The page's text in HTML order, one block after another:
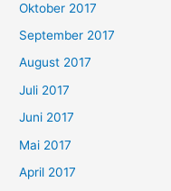
Oktober 2017
September 2017
August 2017
Juli 2017
Juni 2017
Mai 2017
April 2017